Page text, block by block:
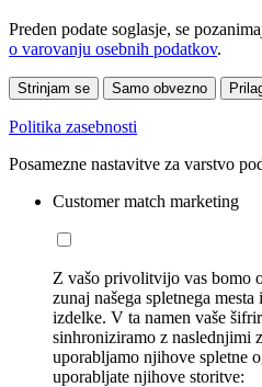
Preden podate soglasje, se
o varovanju osebnih podatkov.
Strinjam se Samo obvezno
Politika zasebnosti
Posamezne nastavitve za varstvo
Customer match marketing
Z vašo privolitvijo vas bomo
zunaj našega spletnega
izdelke. V ta namen vaše
sinhroniziramo z naslednjimi
uporabljamo njihove spletne
uporabljate njihove storitve: